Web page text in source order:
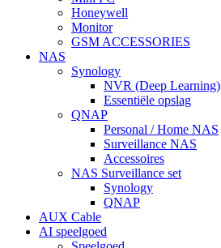
Honeywell
Monitor
GSM ACCESSORIES
NAS
Synology
NVR (Deep Learning)
Essentiële opslag
QNAP
Personal / Home NAS
Surveillance NAS
Accessoires
NAS Surveillance set
Synology
QNAP
AUX Cable
AI speelgoed